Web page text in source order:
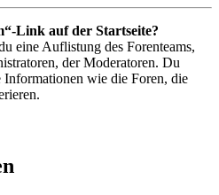
Link auf der Startseite?
eine Auflistung des Forenteams,
der Moderatoren. Du
Informationen wie die Foren, die